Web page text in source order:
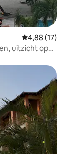
Gemiddelde
4,88 (17)
uitzicht op